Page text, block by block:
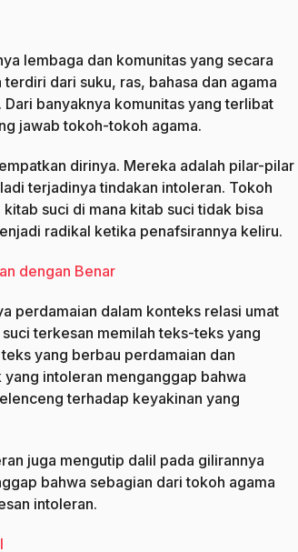
lembaga dan komunitas yang secara
dari suku, ras, bahasa dan agama
banyaknya komunitas yang terlibat
jawab tokoh-tokoh agama.
dirinya. Mereka adalah pilar-pilar
terjadinya tindakan intoleran. Tokoh
suci di mana kitab suci tidak bisa
radikal ketika penafsirannya keliru.
dengan Benar
perdamaian dalam konteks relasi umat
terkesan memilah teks-teks yang
yang berbau perdamaian dan
intoleran menganggap bahwa
terhadap keyakinan yang
juga mengutip dalil pada gilirannya
bahwa sebagian dari tokoh agama
intoleran.